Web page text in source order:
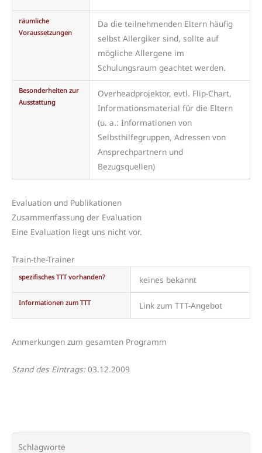
räumliche
Voraussetzungen
Da die teilnehmenden Eltern häufig
selbst Allergiker sind, sollte auf
mögliche Allergene im
Schulungsraum geachtet werden.
Besonderheiten zur
Ausstattung
Overheadprojektor, evtl. Flip-Chart,
Informationsmaterial für die Eltern
(u. a.: Informationen von
Selbsthilfegruppen, Adressen von
Ansprechpartnern und
Bezugsquellen)
Evaluation und Publikationen
Zusammenfassung der Evaluation
Eine Evaluation liegt uns nicht vor.
Train-the-Trainer
spezifisches TTT vorhanden? keines bekannt
Informationen zum TTT Link zum TTT-Angebot
Anmerkungen zum gesamten Programm
Stand des Eintrags:03.12.2009
Schlagworte